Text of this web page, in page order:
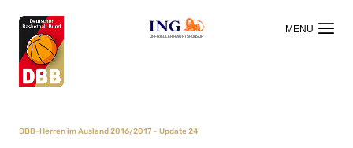
OFFIZIELLER HAUPTSPONSOR
DBB-Herren im Ausland 2016/2017 – Update 24